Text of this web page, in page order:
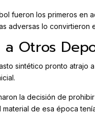
fueron los primeros en
adversas lo convirtieron
a Otros
sintético pronto atrajo
la decisión de
de esa época